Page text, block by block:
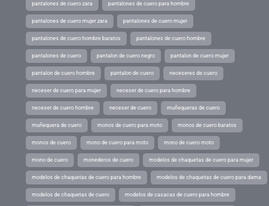
pantalones de cuero zara pantalones de cuero para hombre
pantalones de cuero mujer zara pantalones de cuero mujer
pantalones de cuero hombre baratos pantalones de cuero hombre
pantalones de cuero pantalon de cuero negro pantalon de cuero mujer
pantalon de cuero hombre pantalon de cuero neceseres de cuero
neceser de cuero para mujer neceser de cuero para hombre
neceser de cuero hombre neceser de cuero muñequeras de cuero
muñequera de cuero monos de cuero para moto monos de cuero baratos
monos de cuero mono de cuero para moto mono de cuero moto
mono de cuero monederos de cuero modelos de chaquetas de cuero para mujer
modelos de chaquetas de cuero para hombre modelos de chaquetas de cuero para dama
modelos de chaquetas de cuero modelos de casacas de cuero para hombre